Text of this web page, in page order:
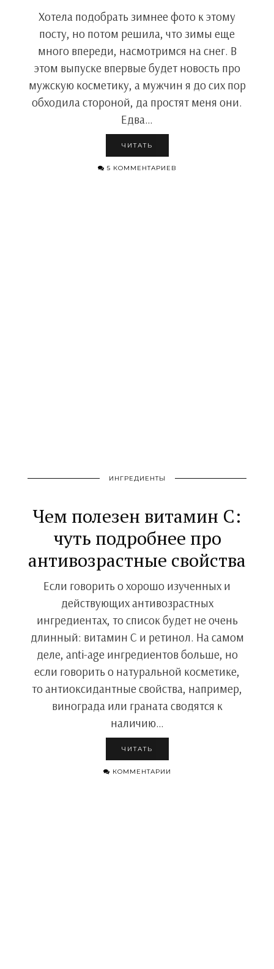
Хотела подобрать зимнее фото к этому
посту, но потом решила, что зимы еще
много впереди, насмотримся на снег. В
этом выпуске впервые будет новость про
мужскую косметику, а мужчин я до сих пор
обходила стороной, да простят меня они.
Едва…
ЧИТАТЬ
5 КОММЕНТАРИЕВ
ИНГРЕДИЕНТЫ
Чем полезен витамин С:
чуть подробнее про
антивозрастные свойства
Если говорить о хорошо изученных и
действующих антивозрастных
ингредиентах, то список будет не очень
длинный: витамин С и ретинол. На самом
деле, anti-age ингредиентов больше, но
если говорить о натуральной косметике,
то антиоксидантные свойства, например,
винограда или граната сводятся к
наличию…
ЧИТАТЬ
КОММЕНТАРИИ